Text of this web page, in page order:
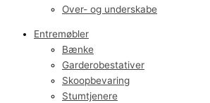
Over- og underskabe
Entremøbler
Bænke
Garderobestativer
Skoopbevaring
Stumtjenere